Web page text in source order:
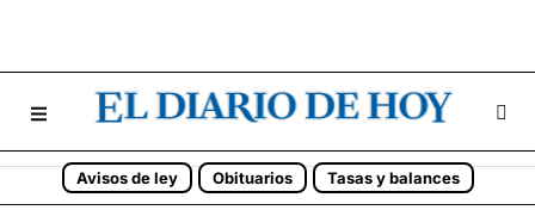
Avisos de ley Obituarios Tasas y balances